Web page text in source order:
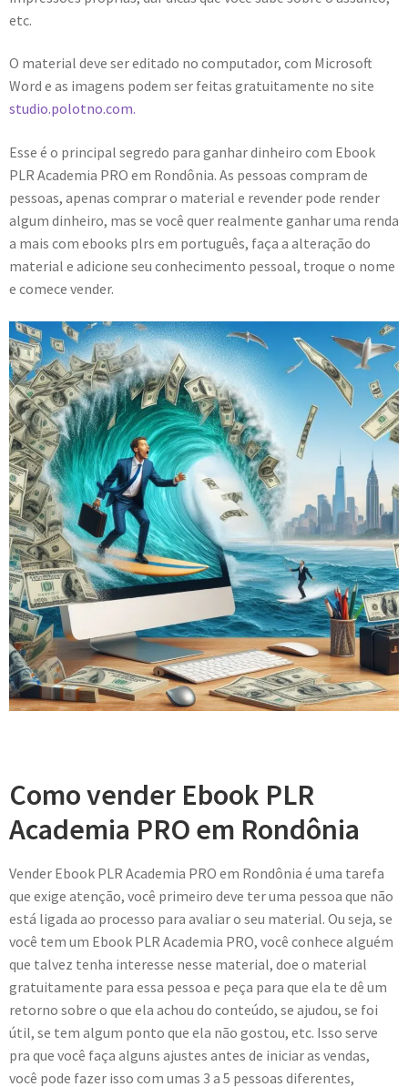
etc.
O material deve ser editado no computador, com Microsoft
Word e as imagens podem ser feitas gratuitamente no site
studio.polotno.com.
Esse é o principal segredo para ganhar dinheiro com Ebook
PLR Academia PRO em Rondônia. As pessoas compram de
pessoas, apenas comprar o material e revender pode render
algum dinheiro, mas se você quer realmente ganhar uma renda
a mais com ebooks plrs em português, faça a alteração do
material e adicione seu conhecimento pessoal, troque o nome
e comece vender.
Como vender Ebook PLR
Academia PRO em Rondônia
Vender Ebook PLR Academia PRO em Rondônia é uma tarefa
que exige atenção, você primeiro deve ter uma pessoa que não
está ligada ao processo para avaliar o seu material. Ou seja, se
você tem um Ebook PLR Academia PRO, você conhece alguém
que talvez tenha interesse nesse material, doe o material
gratuitamente para essa pessoa e peça para que ela te dê um
retorno sobre o que ela achou do conteúdo, se ajudou, se foi
útil, se tem algum ponto que ela não gostou, etc. Isso serve
pra que você faça alguns ajustes antes de iniciar as vendas,
você pode fazer isso com umas 3 a 5 pessoas diferentes,